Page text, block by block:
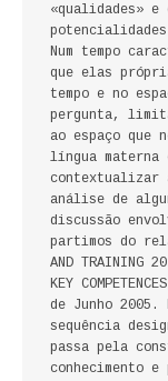
BIOGRAFIA
FICÇÃO E
LABIRINTOS
NOVA
POESIA E
REVISTA
POLÍTICA
CIÊNCIA
«qualidades» e
potencialidades
Num tempo
que elas
tempo e no
pergunta,
ao espaço
língua
contextualizar
análise de
discussão
partimos do
AND TRAINING
KEY
de Junho 2005.
sequência
passa pela
conhecimento